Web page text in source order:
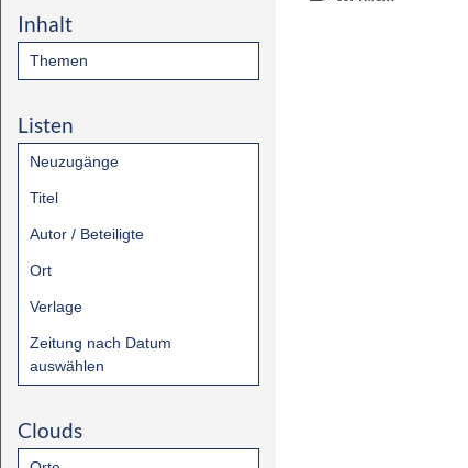
Inhalt
Themen
Listen
Neuzugänge
Titel
Autor / Beteiligte
Ort
Verlage
Zeitung nach Datum
auswählen
Clouds